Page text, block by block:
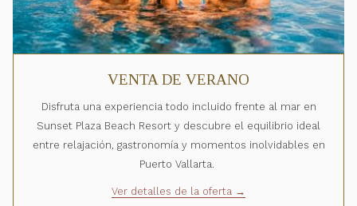
VENTA DE VERANO
Disfruta una experiencia todo incluido frente al mar en
Sunset Plaza Beach Resort y descubre el equilibrio ideal
entre relajación, gastronomía y momentos inolvidables en
Puerto Vallarta.
Ver detalles de la oferta